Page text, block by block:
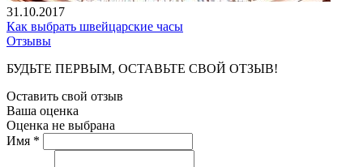
31.10.2017
Как выбрать швейцарские часы
Отзывы
БУДЬТЕ ПЕРВЫМ, ОСТАВЬТЕ СВОЙ ОТЗЫВ!
Оставить свой отзыв
Ваша оценка
Оценка не выбрана
Имя *